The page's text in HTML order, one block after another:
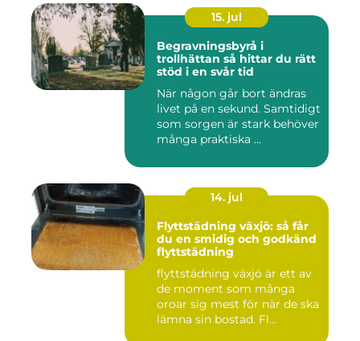
15. jul
Begravningsbyrå i
trollhättan så hittar du rätt
stöd i en svår tid
När någon går bort ändras
livet på en sekund. Samtidigt
som sorgen är stark behöver
många praktiska ...
14. jul
Flyttstädning växjö: så får
du en smidig och godkänd
flyttstädning
flyttstädning växjö är ett av
de moment som många
oroar sig mest för när de ska
lämna sin bostad. Fl...